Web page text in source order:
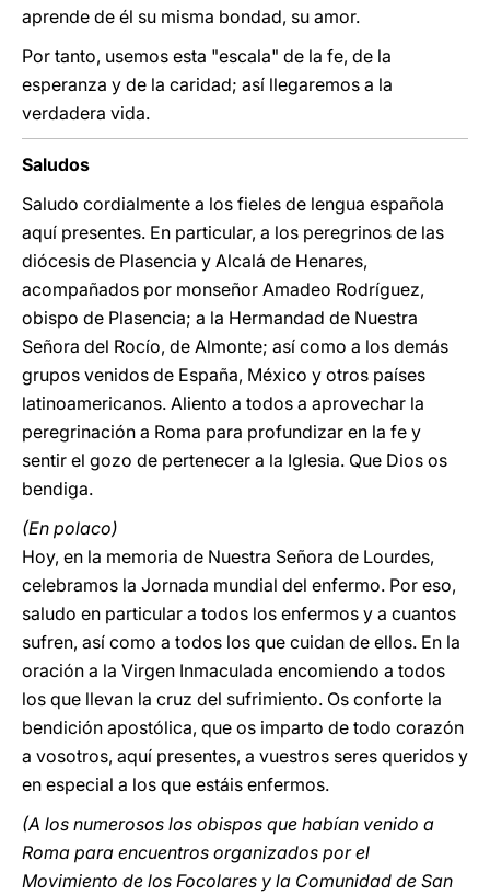
aprende de él su misma bondad, su amor.
Por tanto, usemos esta "escala" de la fe, de la
esperanza y de la caridad; así llegaremos a la
verdadera vida.
Saludos
Saludo cordialmente a los fieles de lengua española
aquí presentes. En particular, a los peregrinos de las
diócesis de Plasencia y Alcalá de Henares,
acompañados por monseñor Amadeo Rodríguez,
obispo de Plasencia; a la Hermandad de Nuestra
Señora del Rocío, de Almonte; así como a los demás
grupos venidos de España, México y otros países
latinoamericanos. Aliento a todos a aprovechar la
peregrinación a Roma para profundizar en la fe y
sentir el gozo de pertenecer a la Iglesia. Que Dios os
bendiga.
(En polaco)
Hoy, en la memoria de Nuestra Señora de Lourdes,
celebramos la Jornada mundial del enfermo. Por eso,
saludo en particular a todos los enfermos y a cuantos
sufren, así como a todos los que cuidan de ellos. En la
oración a la Virgen Inmaculada encomiendo a todos
los que llevan la cruz del sufrimiento. Os conforte la
bendición apostólica, que os imparto de todo corazón
a vosotros, aquí presentes, a vuestros seres queridos y
en especial a los que estáis enfermos.
(A los numerosos los obispos que habían venido a
Roma para encuentros organizados por el
Movimiento de los Focolares y la Comunidad de San